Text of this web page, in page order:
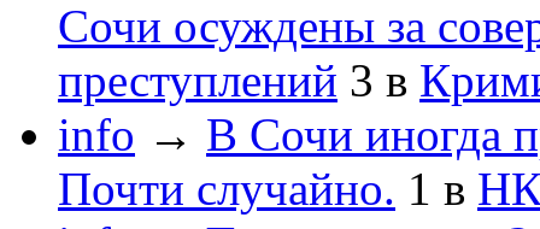
Сочи осуждены за
преступлений 3 в
info → В Сочи иногда
Почти случайно. 1 в